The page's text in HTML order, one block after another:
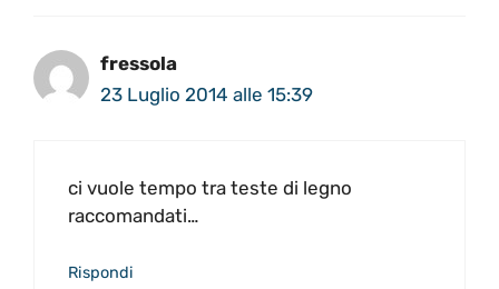
fressola
23 Luglio 2014 alle 15:39
ci vuole tempo tra teste di legno
raccomandati…
Rispondi